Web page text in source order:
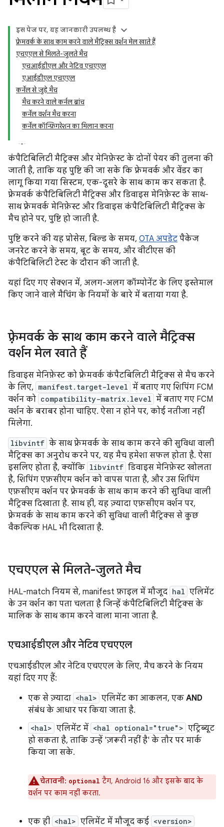
इस पेज पर, यह जानकारी उपलब्ध है
फ़्रेमवर्क के साथ काम करने वाले मैट्रिक्स वर्शन मेल खाते हैं
एचएएल से मिलते-जुलते मैच
एचआईडीएल और नेटिव एचएएल
एआईडीएल एचएएल
कर्नेल से जुड़े मैच
मैच करने वाले कर्नल ब्रांच
कर्नेल वर्शन मैच करना
कर्नेल कॉन्फ़िगरेशन का मिलान करना
कंपैटिबिलिटी मैट्रिक्स और मेनिफ़ेस्ट के दोनों पेयर की तुलना की
जाती है, ताकि यह पुष्टि की जा सके कि फ़्रेमवर्क और वेंडर का
लागू किया गया सिस्टम, एक-दूसरे के साथ काम कर सकता है.
फ़्रेमवर्क कंपैटिबिलिटी मैट्रिक्स और डिवाइस मेनिफ़ेस्ट के साथ-
साथ फ़्रेमवर्क मेनिफ़ेस्ट और डिवाइस कंपैटिबिलिटी मैट्रिक्स के
मैच होने पर, पुष्टि हो जाती है.
पुष्टि करने की यह प्रोसेस, बिल्ड के समय, OTA अपडेट पैकेज
जनरेट करने के समय, बूट के समय, और वीटीएस की
कंपैटिबिलिटी टेस्ट के दौरान की जाती है.
यहां दिए गए सेक्शन में, अलग-अलग कॉम्पोनेंट के लिए इस्तेमाल
किए जाने वाले मैचिंग के नियमों के बारे में बताया गया है.
फ़्रेमवर्क के साथ काम करने वाले मैट्रिक्स
वर्शन मेल खाते हैं
डिवाइस मेनिफ़ेस्ट को फ़्रेमवर्क कंपैटबिलिटी मैट्रिक्स से मैच करने
के लिए, manifest.target-level में बताए गए शिपिंग FCM
वर्शन को compatibility-matrix.level में बताए गए FCM
वर्शन के बराबर होना चाहिए. ऐसा न होने पर, कोई नतीजा नहीं
मिलेगा.
libvintf के साथ फ़्रेमवर्क के साथ काम करने की सुविधा वाली
मैट्रिक्स का अनुरोध करने पर, यह मैच हमेशा सफल होता है. ऐसा
इसलिए होता है, क्योंकि libvintf डिवाइस मेनिफ़ेस्ट खोलता
है, शिपिंग एफ़सीएम वर्शन को वापस पाता है, और उस शिपिंग
एफ़सीएम वर्शन पर फ़्रेमवर्क के साथ काम करने की सुविधा वाली
मैट्रिक्स दिखाता है. साथ ही, यह ज़्यादा एफ़सीएम वर्शन पर,
फ़्रेमवर्क के साथ काम करने की सुविधा वाली मैट्रिक्स से कुछ
वैकल्पिक HAL भी दिखाता है.
एचएएल से मिलते-जुलते मैच
HAL-match नियम से, manifest फ़ाइल में मौजूद hal एलिमेंट
के उन वर्शन का पता चलता है जिन्हें कंपैटिबिलिटी मैट्रिक्स के
मालिक के साथ काम करने वाला माना जाता है.
एचआईडीएल और नेटिव एचएएल
एचआईडीएल और नेटिव एचएएल के लिए, मैच करने के नियम
यहां दिए गए हैं:
एक से ज़्यादा <hal> एलिमेंट का आकलन, एक AND
संबंध के आधार पर किया जाता है.
<hal> एलिमेंट में <hal optional="true"> एट्रिब्यूट
हो सकता है, ताकि उन्हें 'ज़रूरी नहीं है' के तौर पर मार्क
किया जा सके.
चेतावनी: optional टैग, Android 16 और इसके बाद के
वर्शन पर काम नहीं करता.
एक ही <hal> एलिमेंट में मौजूद कई <version>